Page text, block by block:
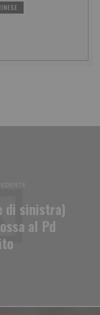
di sinistra)
al Pd